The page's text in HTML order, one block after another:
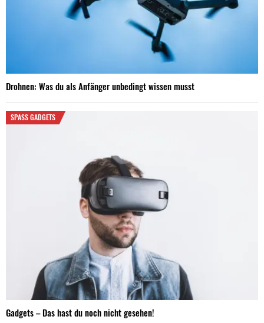
Drohnen: Was du als Anfänger unbedingt wissen musst
SPASS GADGETS
Gadgets – Das hast du noch nicht gesehen!